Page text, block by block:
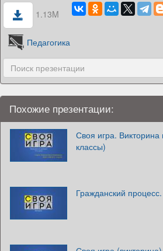
1.13M
Педагогика
Похожие презентации:
Своя игра.
классы)
Гражданский